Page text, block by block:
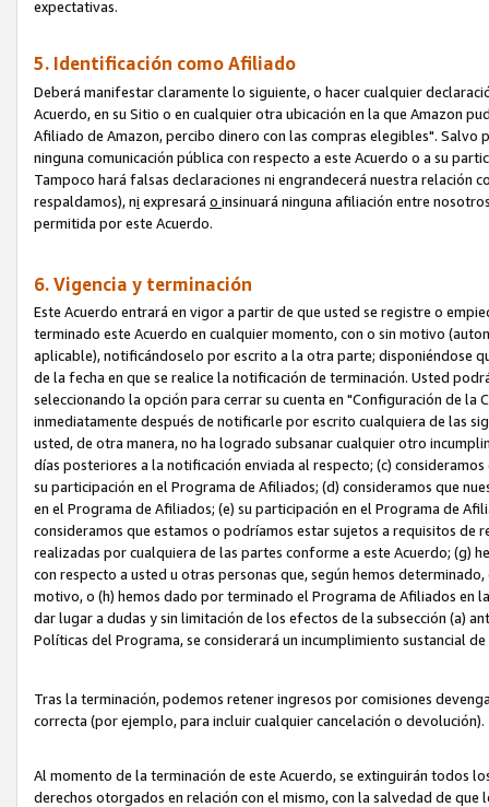
expectativas.
5. Identificación como Afiliado
Deberá manifestar claramente lo siguiente, o hacer cualquier
Acuerdo, en su Sitio o en cualquier otra ubicación en la que Amazon
Afiliado de Amazon, percibo dinero con las compras elegibles". Salvo
ninguna comunicación pública con respecto a este Acuerdo o a su
Tampoco hará falsas declaraciones ni engrandecerá nuestra relación
respaldamos), ni expresará o insinuará ninguna afiliación entre
permitida por este Acuerdo.
6. Vigencia y terminación
Este Acuerdo entrará en vigor a partir de que usted se registre o
terminado este Acuerdo en cualquier momento, con o sin motivo
aplicable), notificándoselo por escrito a la otra parte; disponiéndose
de la fecha en que se realice la notificación de terminación. Usted
seleccionando la opción para cerrar su cuenta en "Configuración de
inmediatamente después de notificarle por escrito cualquiera de las
usted, de otra manera, no ha logrado subsanar cualquier otro
días posteriores a la notificación enviada al respecto; (c)
su participación en el Programa de Afiliados; (d) consideramos que
en el Programa de Afiliados; (e) su participación en el Programa de
consideramos que estamos o podríamos estar sujetos a requisitos de
realizadas por cualquiera de las partes conforme a este Acuerdo; (g)
con respecto a usted u otras personas que, según hemos
motivo, o (h) hemos dado por terminado el Programa de Afiliados en
dar lugar a dudas y sin limitación de los efectos de la subsección (a)
Políticas del Programa, se considerará un incumplimiento sustancial
Tras la terminación, podemos retener ingresos por comisiones
correcta (por ejemplo, para incluir cualquier cancelación o devolución).
Al momento de la terminación de este Acuerdo, se extinguirán todos
derechos otorgados en relación con el mismo, con la salvedad de